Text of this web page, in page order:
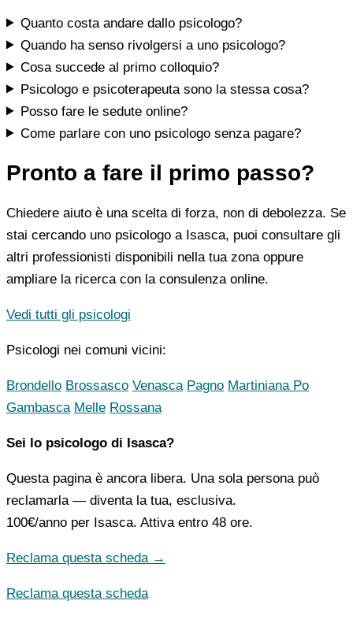
Quanto costa andare dallo psicologo?
Quando ha senso rivolgersi a uno psicologo?
Cosa succede al primo colloquio?
Psicologo e psicoterapeuta sono la stessa cosa?
Posso fare le sedute online?
Come parlare con uno psicologo senza pagare?
Pronto a fare il primo passo?
Chiedere aiuto è una scelta di forza, non di debolezza. Se
stai cercando uno psicologo a Isasca, puoi consultare gli
altri professionisti disponibili nella tua zona oppure
ampliare la ricerca con la consulenza online.
Vedi tutti gli psicologi
Psicologi nei comuni vicini:
Brondello Brossasco Venasca Pagno Martiniana Po
Gambasca Melle Rossana
Sei lo psicologo di Isasca?
Questa pagina è ancora libera. Una sola persona può
reclamarla — diventa la tua, esclusiva.
100€/anno per Isasca. Attiva entro 48 ore.
Reclama questa scheda →
Reclama questa scheda